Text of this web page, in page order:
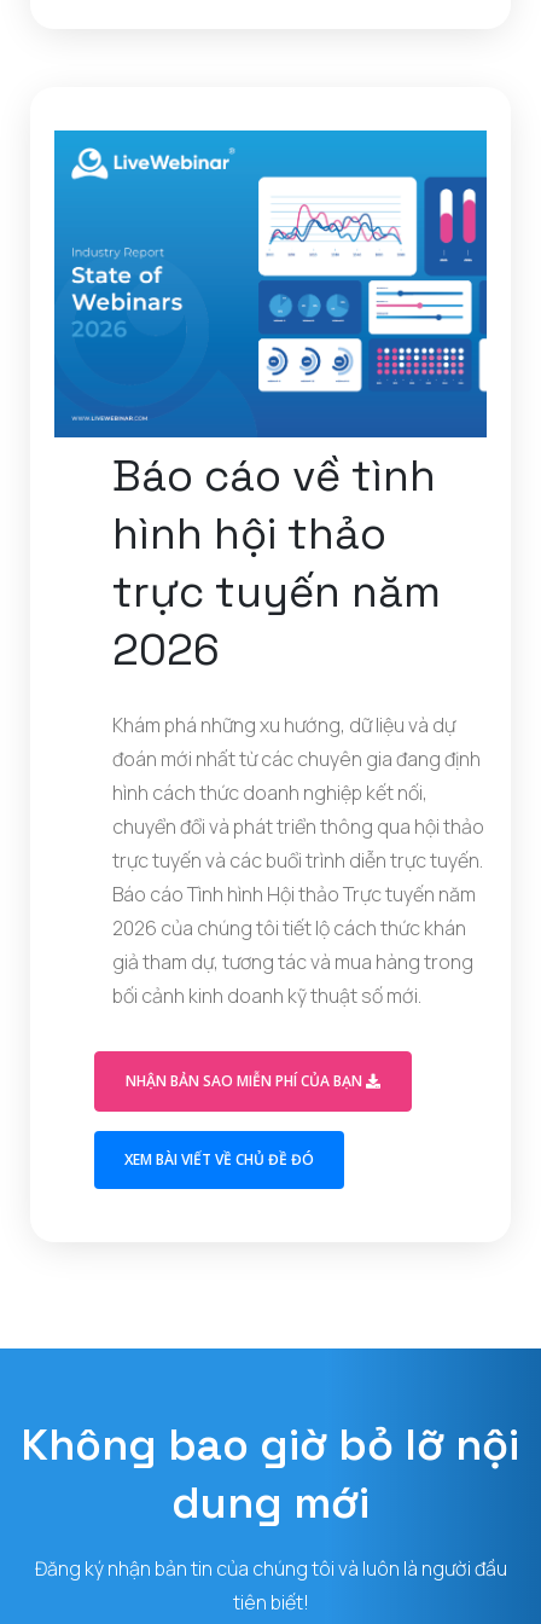
Báo cáo về tình
hình hội thảo
trực tuyến năm
2026
Khám phá những xu hướng, dữ liệu và dự
đoán mới nhất từ các chuyên gia đang định
hình cách thức doanh nghiệp kết nối,
chuyển đổi và phát triển thông qua hội thảo
trực tuyến và các buổi trình diễn trực tuyến.
Báo cáo Tình hình Hội thảo Trực tuyến năm
2026 của chúng tôi tiết lộ cách thức khán
giả tham dự, tương tác và mua hàng trong
bối cảnh kinh doanh kỹ thuật số mới.
NHẬN BẢN SAO MIỄN PHÍ CỦA BẠN
XEM BÀI VIẾT VỀ CHỦ ĐỀ ĐÓ
Không bao giờ bỏ lỡ nội
dung mới
Đăng ký nhận bản tin của chúng tôi và luôn là người đầu
tiên biết!